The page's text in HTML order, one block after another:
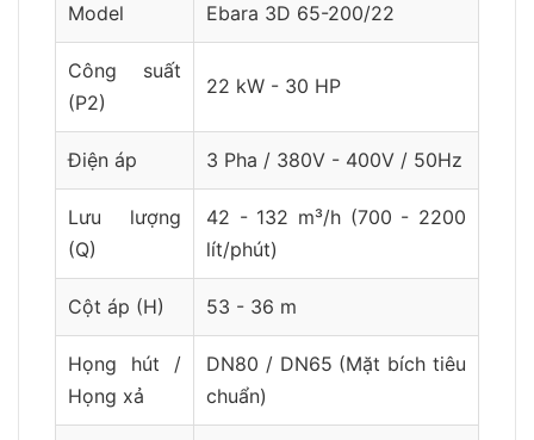
Model Ebara 3D 65-200/22
Công suất
(P2)
22 kW - 30 HP
Điện áp 3 Pha / 380V - 400V / 50Hz
Lưu lượng
(Q)
42 - 132 m³/h (700 - 2200
lít/phút)
Cột áp (H) 53 - 36 m
Họng hút /
Họng xả
DN80 / DN65 (Mặt bích tiêu
chuẩn)